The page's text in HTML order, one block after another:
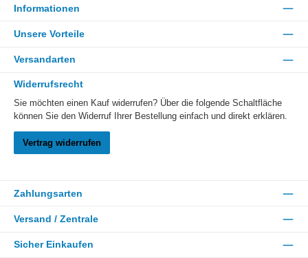
Informationen
Unsere Vorteile
Versandarten
Widerrufsrecht
Sie möchten einen Kauf widerrufen? Über die folgende Schaltfläche
können Sie den Widerruf Ihrer Bestellung einfach und direkt erklären.
Vertrag widerrufen
Zahlungsarten
Versand / Zentrale
Sicher Einkaufen